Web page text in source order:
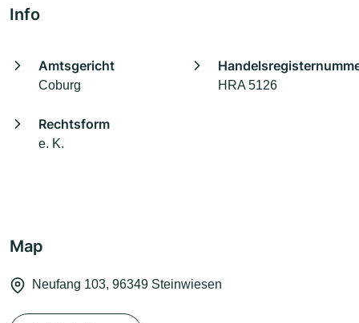
Info
Amtsgericht
Coburg HRA 5126
Rechtsform
e. K.
Map
Neufang 103, 96349 Steinwiesen